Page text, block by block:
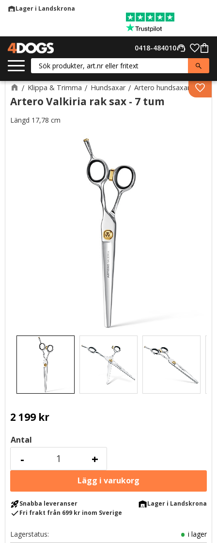
warehouseLager i Landskrona
support_agent
0418-484010
Klippa & Trimma Hundsaxar Artero hundsaxar
Artero Valkiria rak sax - 7 tum
Längd 17,78 cm
2 199kr
Antal
+
-
rocket_launchSnabba leveranser warehouseLager i Landskrona
checkFri frakt från 699 kr inom Sverige
Lagerstatus
i lager